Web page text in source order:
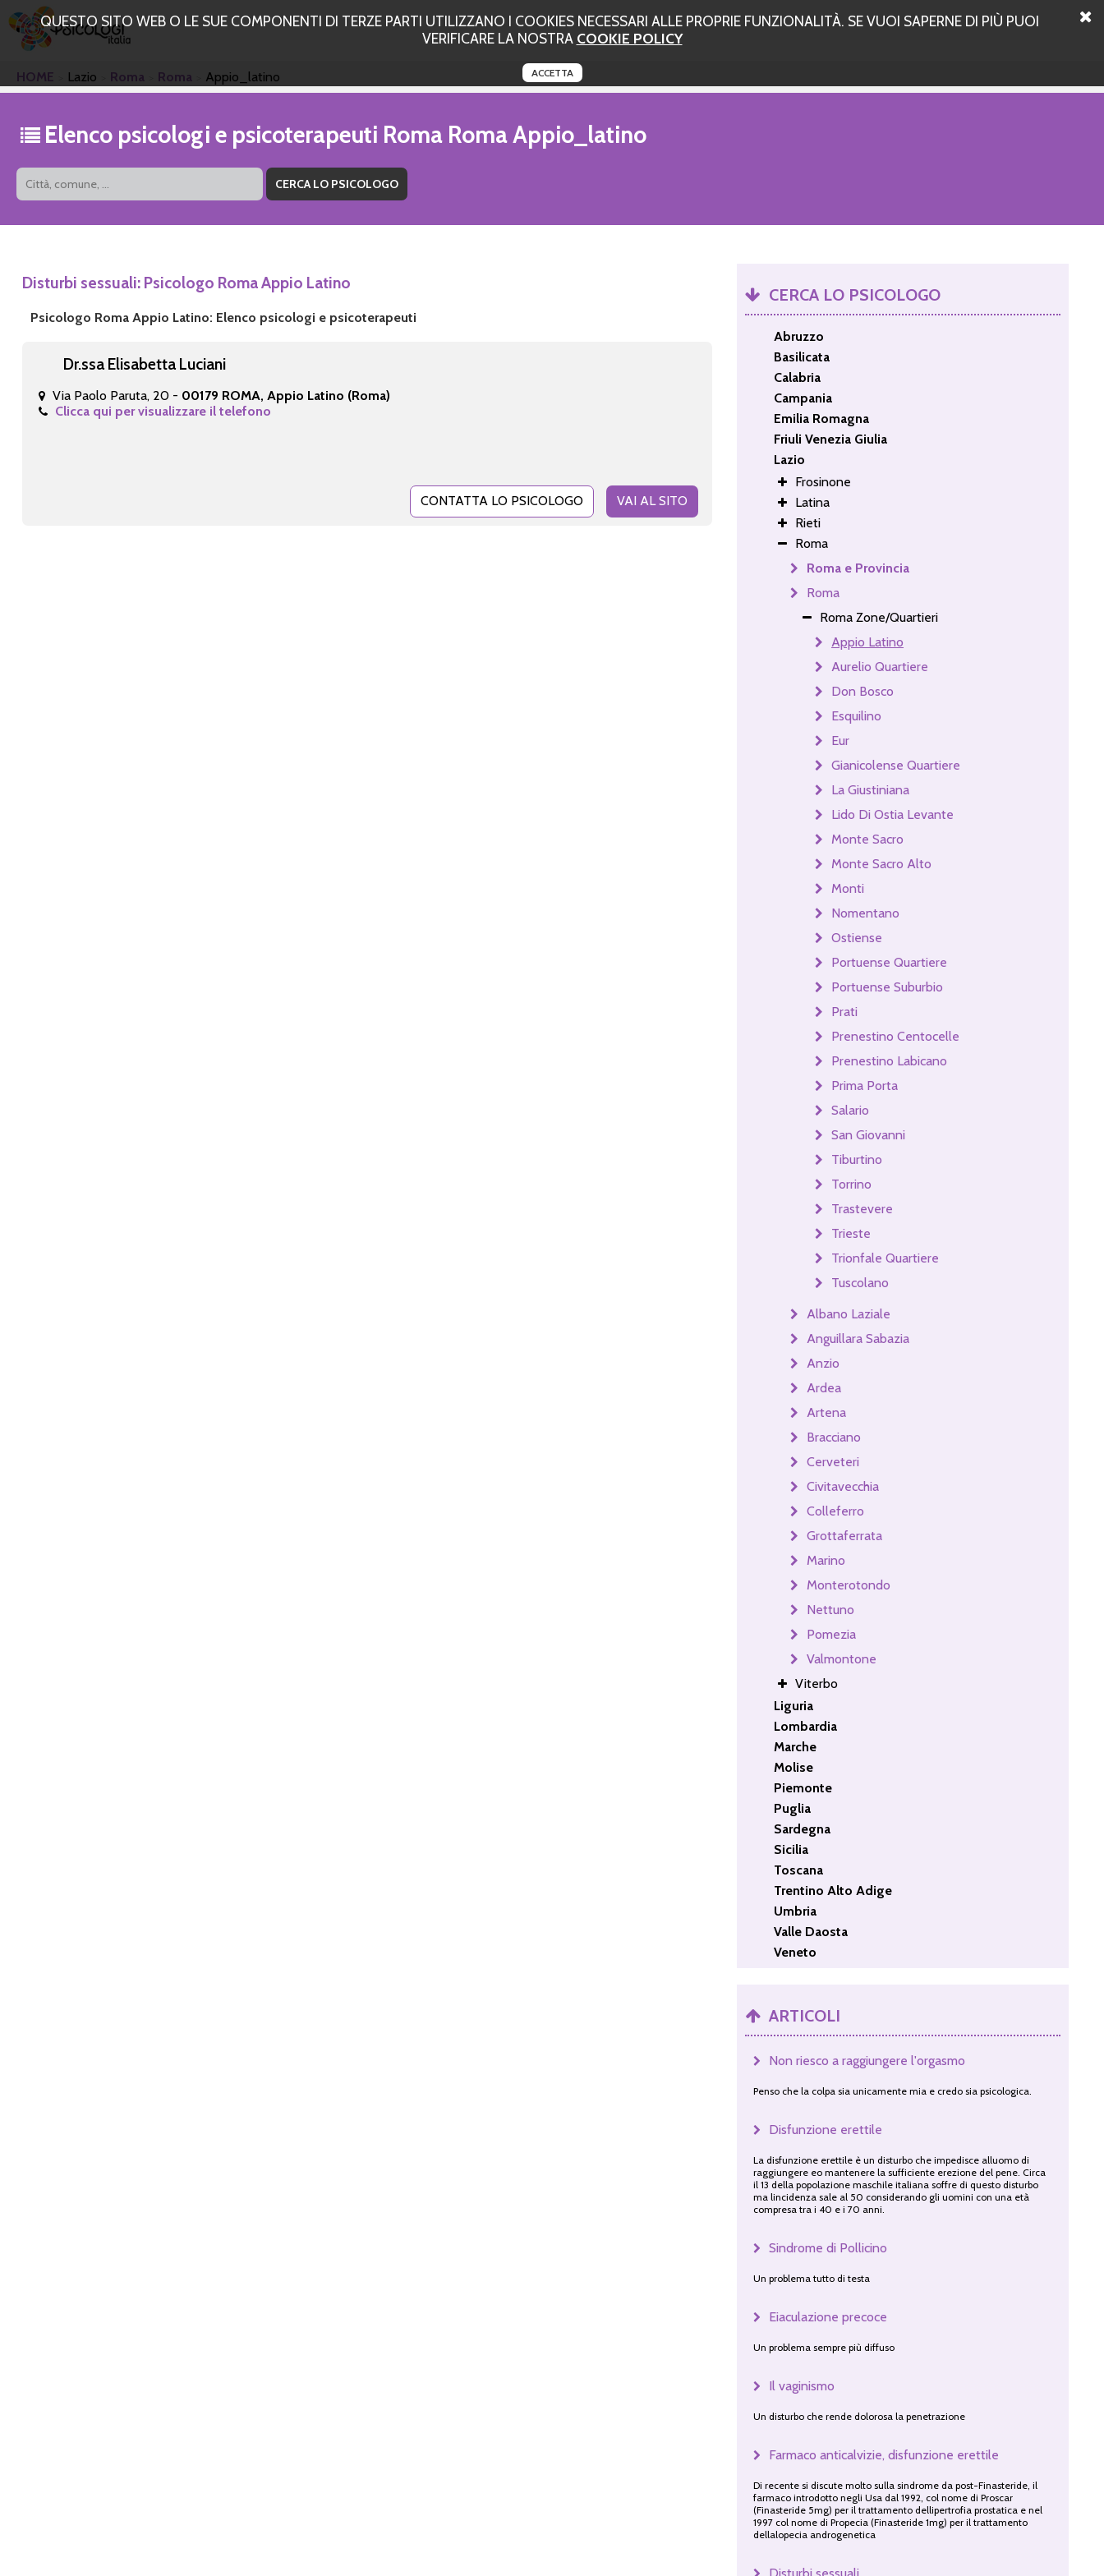
QUESTO SITO WEB O LE SUE COMPONENTI DI TERZE PARTI UTILIZZANO I COOKIES NECESSARI ALLE PROPRIE FUNZIONALITÀ. SE VUOI SAPERNE DI PIÙ PUOI
VERIFICARE LA NOSTRA COOKIE POLICY
ACCETTA
HOME Lazio Roma Roma Appio_latino
Elenco psicologi e psicoterapeuti Roma Roma Appio_latino
Disturbi sessuali: Psicologo Roma Appio Latino
Psicologo Roma Appio Latino: Elenco psicologi e psicoterapeuti
Dr.ssa Elisabetta Luciani
Via Paolo Paruta, 20 - 00179 ROMA, Appio Latino (Roma)
Clicca qui per visualizzare il telefono
CONTATTA LO PSICOLOGO VAI AL SITO
CERCA LO PSICOLOGO
Abruzzo
Basilicata
Calabria
Campania
Emilia Romagna
Friuli Venezia Giulia
Lazio
Frosinone
Latina
Rieti
Roma
Roma e Provincia
Roma
Roma Zone/Quartieri
Appio Latino
Aurelio Quartiere
Don Bosco
Esquilino
Eur
Gianicolense Quartiere
La Giustiniana
Lido Di Ostia Levante
Monte Sacro
Monte Sacro Alto
Monti
Nomentano
Ostiense
Portuense Quartiere
Portuense Suburbio
Prati
Prenestino Centocelle
Prenestino Labicano
Prima Porta
Salario
San Giovanni
Tiburtino
Torrino
Trastevere
Trieste
Trionfale Quartiere
Tuscolano
Albano Laziale
Anguillara Sabazia
Anzio
Ardea
Artena
Bracciano
Cerveteri
Civitavecchia
Colleferro
Grottaferrata
Marino
Monterotondo
Nettuno
Pomezia
Valmontone
Viterbo
Liguria
Lombardia
Marche
Molise
Piemonte
Puglia
Sardegna
Sicilia
Toscana
Trentino Alto Adige
Umbria
Valle Daosta
Veneto
ARTICOLI
Non riesco a raggiungere l'orgasmo
Penso che la colpa sia unicamente mia e credo sia psicologica.
Disfunzione erettile
La disfunzione erettile è un disturbo che impedisce alluomo di
raggiungere eo mantenere la sufficiente erezione del pene. Circa
il 13 della popolazione maschile italiana soffre di questo disturbo
ma lincidenza sale al 50 considerando gli uomini con una età
compresa tra i 40 e i 70 anni.
Sindrome di Pollicino
Un problema tutto di testa
Eiaculazione precoce
Un problema sempre più diffuso
Il vaginismo
Un disturbo che rende dolorosa la penetrazione
Farmaco anticalvizie, disfunzione erettile
Di recente si discute molto sulla sindrome da post-Finasteride, il
farmaco introdotto negli Usa dal 1992, col nome di Proscar
(Finasteride 5mg) per il trattamento dellipertrofia prostatica e nel
1997 col nome di Propecia (Finasteride 1mg) per il trattamento
dellalopecia androgenetica